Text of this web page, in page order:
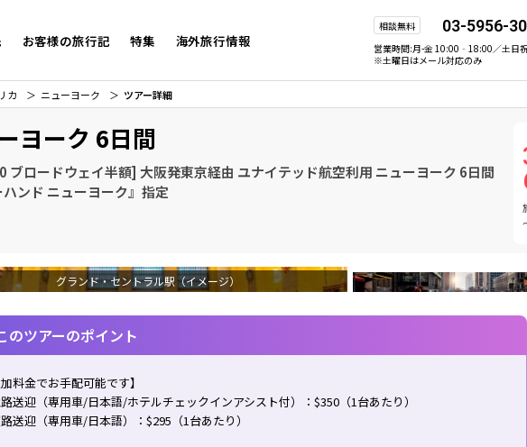
お客様の旅行記 特集 海外旅行情報
相談無料 03-5956-
営業時間:月-金 10:00‐18:00／土日
※土曜日はメール対応のみ
カ ニューヨーク ツアー詳細
ヨーク 6日間
ブロードウェイ半額] 大阪発東京経由 ユナイテッド航空利用 ニューヨーク 6日間
ンド ニューヨーク』指定
グランド・セントラル駅（イメージ）
のツアーのポイント
料金でお手配可能です】
送迎（専用車/日本語/ホテルチェックインアシスト付）：$350（1台あたり）
送迎（専用車/日本語）：$295（1台あたり）